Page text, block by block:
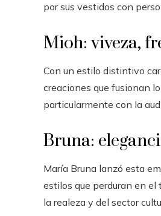
por sus vestidos con
Mioh: viveza,
Con un estilo distintivo
creaciones que fusionan
particularmente con la
Bruna:
María Bruna lanzó esta
estilos que perduran en
la realeza y del sector